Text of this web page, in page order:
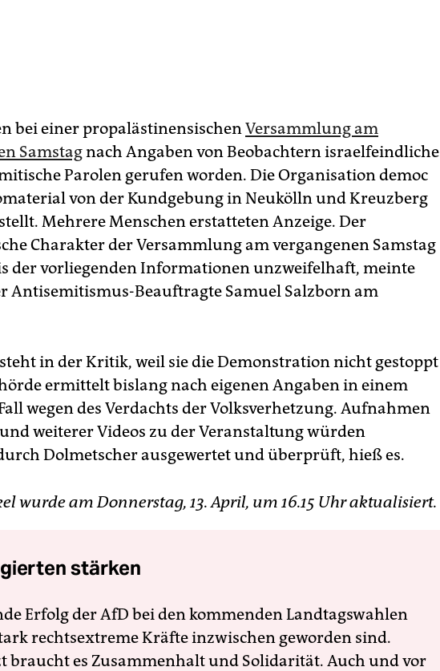
bei einer propalästinensischenVersammlung am
Samstagnach Angaben von Beobachtern israelfeindliche
Parolen gerufen worden. Die Organisation democ
von der Kundgebung in Neukölln und Kreuzberg
Mehrere Menschen erstatteten Anzeige. Der
Charakter der Versammlung am vergangenen Samstag
der vorliegenden Informationen unzweifelhaft, meinte
Antisemitismus-Beauftragte Samuel Salzborn am
in der Kritik, weil sie die Demonstration nicht gestoppt
ermittelt bislang nach eigenen Angaben in einem
wegen des Verdachts der Volksverhetzung. Aufnahmen
weiterer Videos zu der Veranstaltung würden
Dolmetscher ausgewertet und überprüft, hieß es.
wurde am Donnerstag, 13. April, um 16.15 Uhr aktualisiert.
stärken
Erfolg der AfD bei den kommenden Landtagswahlen
rechtsextreme Kräfte inzwischen geworden sind.
braucht es Zusammenhalt und Solidarität. Auch und vor